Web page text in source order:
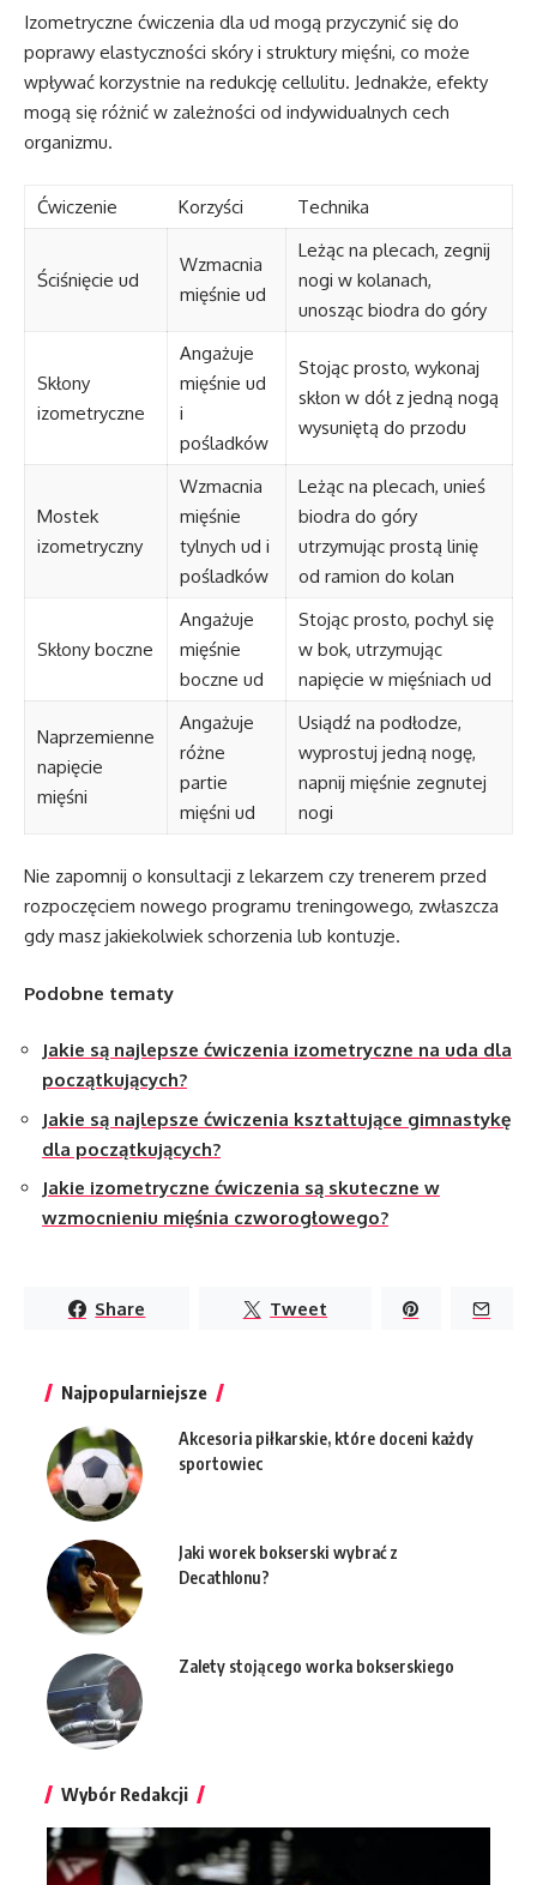
Izometryczne ćwiczenia dla ud mogą przyczynić się do
poprawy elastyczności skóry i struktury mięśni, co może
wpływać korzystnie na redukcję cellulitu. Jednakże, efekty
mogą się różnić w zależności od indywidualnych cech
organizmu.
Ćwiczenie Korzyści Technika
Ściśnięcie ud
Wzmacnia
mięśnie ud
Leżąc na plecach, zegnij
nogi w kolanach,
unosząc biodra do góry
Skłony
izometryczne
Angażuje
mięśnie ud
i
pośladków
Stojąc prosto, wykonaj
skłon w dół z jedną nogą
wysuniętą do przodu
Mostek
izometryczny
Wzmacnia
mięśnie
tylnych ud i
pośladków
Leżąc na plecach, unieś
biodra do góry
utrzymując prostą linię
od ramion do kolan
Skłony boczne
Angażuje
mięśnie
boczne ud
Stojąc prosto, pochyl się
w bok, utrzymując
napięcie w mięśniach ud
Naprzemienne
napięcie
mięśni
Angażuje
różne
partie
mięśni ud
Usiądź na podłodze,
wyprostuj jedną nogę,
napnij mięśnie zegnutej
nogi
Nie zapomnij o konsultacji z lekarzem czy trenerem przed
rozpoczęciem nowego programu treningowego, zwłaszcza
gdy masz jakiekolwiek schorzenia lub kontuzje.
Podobne tematy
Jakie są najlepsze ćwiczenia izometryczne na uda dla
początkujących?
Jakie są najlepsze ćwiczenia kształtujące gimnastykę
dla początkujących?
Jakie izometryczne ćwiczenia są skuteczne w
wzmocnieniu mięśnia czworogłowego?
Share Tweet
Najpopularniejsze
Akcesoria piłkarskie, które doceni każdy
sportowiec
Jaki worek bokserski wybrać z
Decathlonu?
Zalety stojącego worka bokserskiego
Wybór Redakcji